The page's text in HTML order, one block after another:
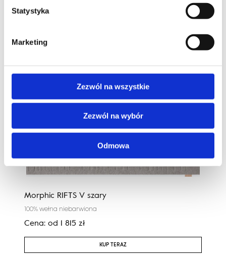
Statystyka
Marketing
Zezwól na wszystkie
Zezwól na wybór
Odmowa
Morphic RIFTS V szary
100% wełna niebarwiona
Cena: od 1 815 zł
KUP TERAZ